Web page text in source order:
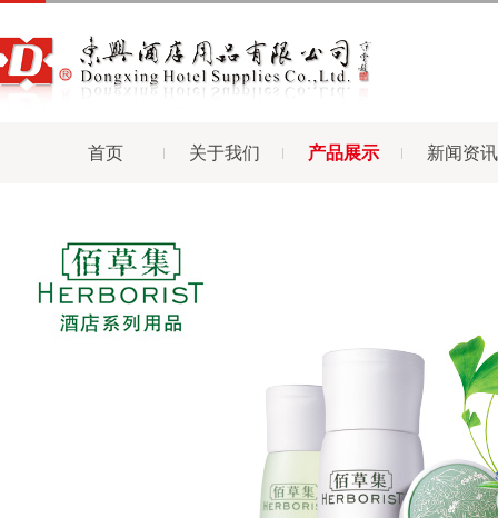
首页 关于我们 产品展示 新闻资讯